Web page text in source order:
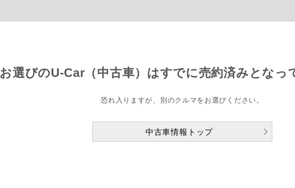
お選びのU-Car（中古車）はすでに売約済みとなっ
恐れ入りますが、別のクルマをお選びください。
中古車情報トップ